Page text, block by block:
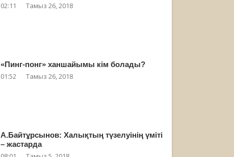
02:11 Тамыз 26, 2018
«Пинг-понг» ханшайымы кім болады?
01:52 Тамыз 26, 2018
А.Байтұрсынов: Халықтың түзелуінің үміті
– жастарда